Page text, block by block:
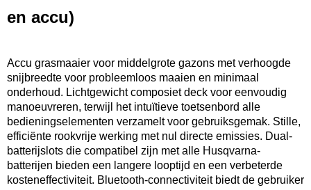
en accu)
Accu grasmaaier voor middelgrote gazons met verhoogde
snijbreedte voor probleemloos maaien en minimaal
onderhoud. Lichtgewicht composiet deck voor eenvoudig
manoeuvreren, terwijl het intuïtieve toetsenbord alle
bedieningselementen verzamelt voor gebruiksgemak. Stille,
efficiënte rookvrije werking met nul directe emissies. Dual-
batterijslots die compatibel zijn met alle Husqvarna-
batterijen bieden een langere looptijd en een verbeterde
kosteneffectiviteit. Bluetooth-connectiviteit biedt de gebruiker